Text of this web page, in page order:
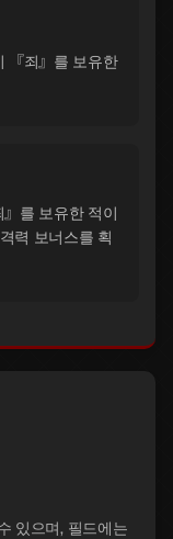
『죄』를 보유한
를 보유한 적이
력 보너스를 획
있으며, 필드에는